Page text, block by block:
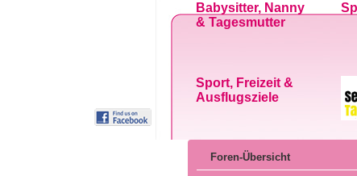
Babysitter, Nanny
& Tagesmutter
Sport, Freizeit &
Ausflugsziele
Foren-Übersicht